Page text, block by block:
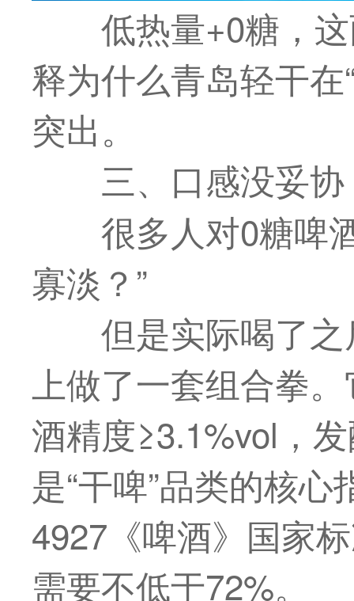
低热量+0糖，
释为什么青岛轻干
突出。
三、口感没妥
很多人对0糖啤
寡淡？”
但是实际喝了
上做了一套组合拳
酒精度≥3.1%vol，
是“干啤”品类的核
4927《啤酒》国家
需要不低于72%。